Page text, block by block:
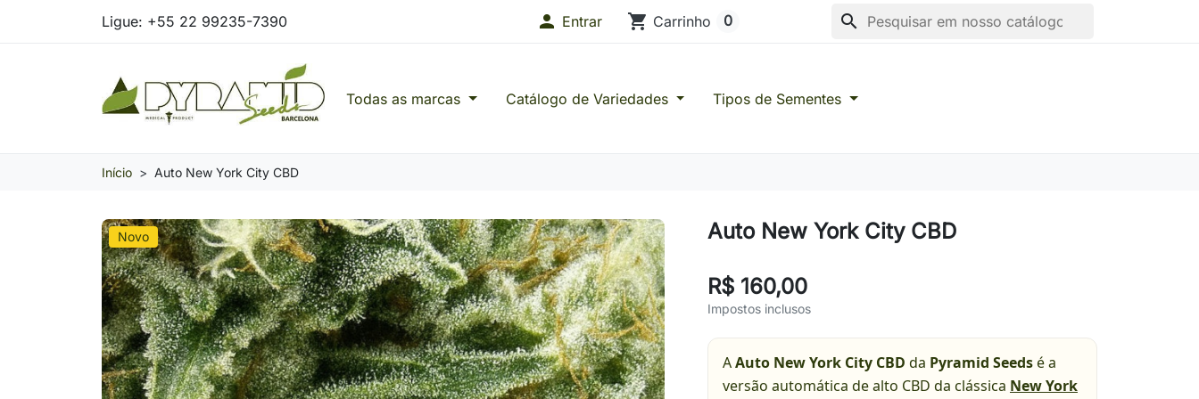
Ligue: +55 22 99235-7390 search
 Entrar shopping_cart Carrinho 0
Pyramid Seeds Brasil: O Seu Banco de Seeds de Confiança
Todas as marcas Catálogo de Variedades Tipos de Sementes
Início Auto New York City CBD
Novo Auto New York City CBD
R$ 160,00
Impostos inclusos
AAuto New York City CBD da Pyramid Seedsé a
versão automática de alto CBD da clássica New York